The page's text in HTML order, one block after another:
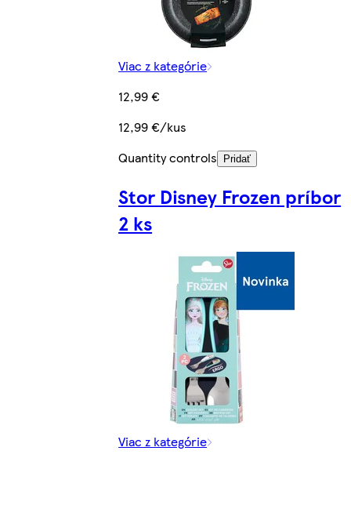
Viac z kategórie
12,99 €
12,99 €/kus
Quantity controls
Pridať
Stor Disney Frozen príbor
2 ks
Viac z kategórie